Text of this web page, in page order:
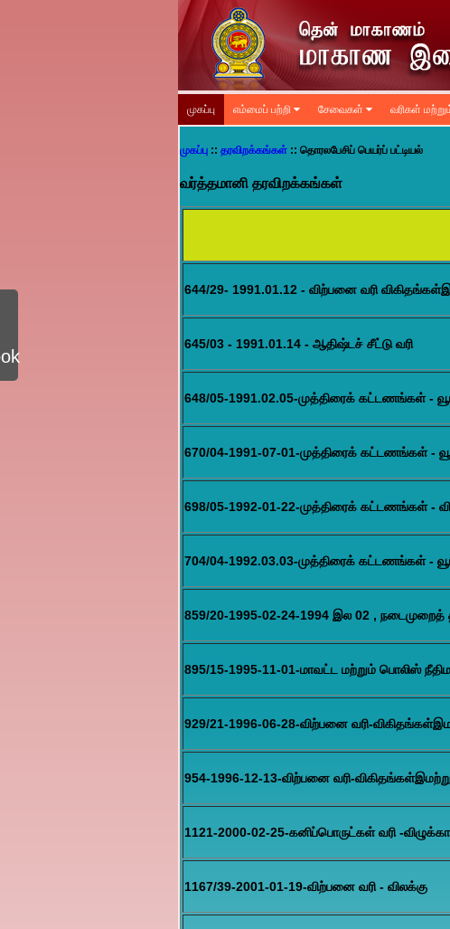
முகப்பு எம்மைப் பற்றி சேவைகள் வரிகள்
முகப்பு :: தரவிறக்கங்கள் :: தொரலபேசிப் பெயர்ப் பட்டியல்
வர்த்தமானி தரவிறக்கங்கள்
644/29- 1991.01.12 - விற்பனை வரி
645/03 - 1991.01.14 - ஆதிஷ்டச் சீட்டு வரி
648/05-1991.02.05-முத்திரைக் கட்டணங்கள் -
670/04-1991-07-01-முத்திரைக் கட்டணங்கள் -
698/05-1992-01-22-முத்திரைக் கட்டணங்கள் -
704/04-1992.03.03-முத்திரைக் கட்டணங்கள் -
859/20-1995-02-24-1994 இல 02 , நடைமுறைத்
895/15-1995-11-01-மாவட்ட மற்றும் பொலிஸ்
929/21-1996-06-28-விற்பனை வரி-
954-1996-12-13-விற்பனை வரி-
1121-2000-02-25-கனிப்பொருட்கள் வரி -
1167/39-2001-01-19-விற்பனை வரி - விலக்கு